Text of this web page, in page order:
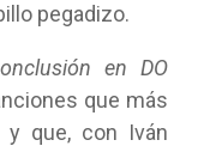
pegadizo.
onclusión en DO
que más
y que, con Iván